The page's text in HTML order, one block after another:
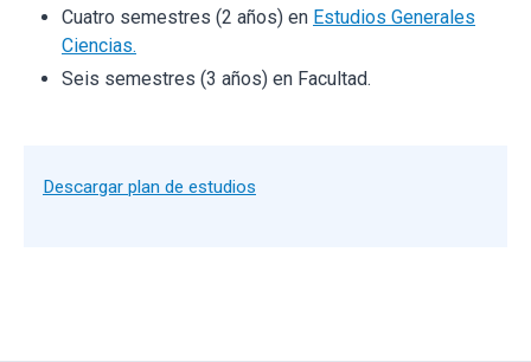
Cuatro semestres (2 años) en Estudios Generales
Ciencias.
Seis semestres (3 años) en Facultad.
Descargar plan de estudios